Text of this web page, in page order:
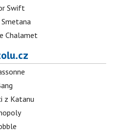
Swift
Chalamet
z Katanu